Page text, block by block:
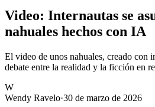
Video: Internautas se
nahuales hechos con IA
El video de unos nahuales, creado con
debate entre la realidad y la ficción en
W
Wendy Ravelo·30 de marzo de 2026